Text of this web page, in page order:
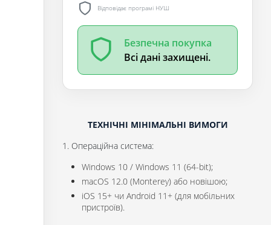
Відповідає програмі НУШ
Безпечна покупка
Всі дані захищені.
ТЕХНІЧНІ МІНІМАЛЬНІ ВИМОГИ
1. Операційна система:
Windows 10 / Windows 11 (64-bit);
macOS 12.0 (Monterey) або новішою;
iOS 15+ чи Android 11+ (для мобільних
пристроїв).